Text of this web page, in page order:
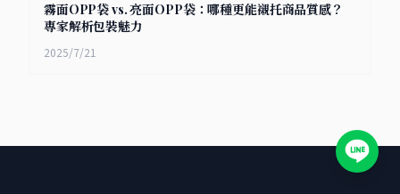
霧面OPP袋 vs. 亮面OPP袋：哪種更能襯托商品質感？
專家解析包裝魅力
2025/7/21